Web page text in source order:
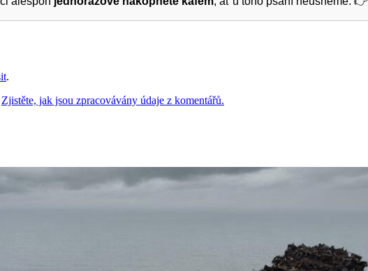
.
Zjistěte, jak jsou zpracovávány údaje z komentářů.